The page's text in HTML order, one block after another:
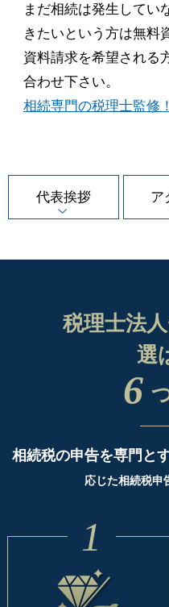
まだ相続は発生してい
きたいという方は無料
資料請求を希望される
合わせ下さい。
相続専門の税理士監修
代表挨拶 ア
税理士法
選
6
相続税の申告を専門と
応じた相続税申
1